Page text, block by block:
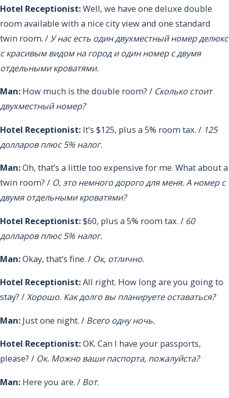
Hotel Receptionist:Well, we have one deluxe double
room available with a nice city view and one standard
twin room. /У нас есть один двухместный номер делюкс
с красивым видом на город и один номер с двумя
отдельными кроватями.
Man: How much is the double room? / Сколько стоит
двухместный номер?
Hotel Receptionist: It’s $125, plus a 5% room tax. / 125
долларов плюс 5% налог.
Man:Oh, that’s a little too expensive for me. What about a
twin room? / О, это немного дорого для меня. А номер с
двумя отдельными кроватями?
Hotel Receptionist:$60, plus a 5% room tax. / 60
долларов плюс 5% налог.
Man:Okay, that’s fine. / Ок, отлично.
Hotel Receptionist:All right. How long are you going to
stay? /Хорошо. Как долго вы планируете оставаться?
Man: Just one night. / Всего одну ночь.
Hotel Receptionist:OK. Can I have your passports,
please? / Ок. Можно ваши паспорта, пожалуйста?
Man: Here you are. / Вот.